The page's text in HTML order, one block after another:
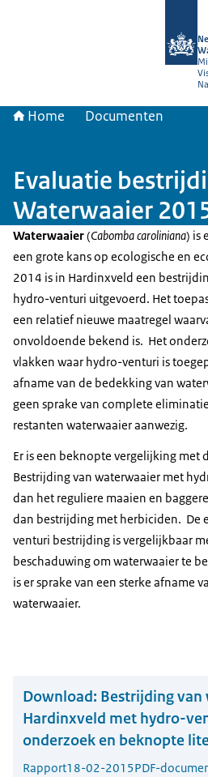
Home Documenten
Evaluatie
Waterwaaier
Waterwaaier(Cabomba caroliniana) is
een grote kans op ecologische en
2014 is in Hardinxveld een
hydro-venturi uitgevoerd. Het
een relatief nieuwe maatregel
onvoldoende bekend is. Het
vlakken waar hydro-venturi is
afname van de bedekking van
geen sprake van complete
restanten waterwaaier aanwezig.
Er is een beknopte vergelijking met
Bestrijding van waterwaaier met
dan het reguliere maaien en
dan bestrijding met herbiciden. De
venturi bestrijding is vergelijkbaar
beschaduwing om waterwaaier te
is er sprake van een sterke afname
waterwaaier.
Download: Bestrijding
Hardinxveld met hydro-
onderzoek en beknopte
Rapport18-02-2015PDF-